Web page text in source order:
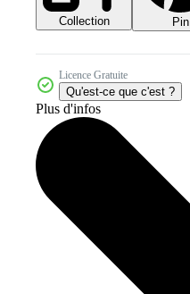
Collection Pin
Licence Gratuite
Qu'est-ce que c'est ?
Plus d'infos